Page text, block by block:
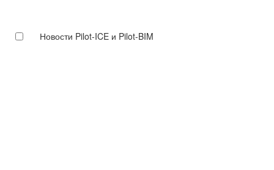
Новости Pilot-ICE и Pilot-BIM